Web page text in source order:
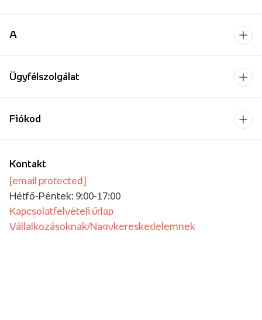
A
Ügyfélszolgálat
Kontakt
[email protected]
Hétfő-Péntek: 9:00-17:00
Kapcsolatfelvételi űrlap
Vállalkozásoknak/Nagykereskedelemnek
Fiókod